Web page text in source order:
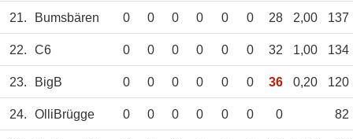
21. Bumsbären 0 0 0 0 0 0 28 2,00 137
22. C6 0 0 0 0 0 0 32 1,00 134
23. BigB 0 0 0 0 0 0 36 0,20 120
24. OlliBrügge 0 0 0 0 0 0 0 82